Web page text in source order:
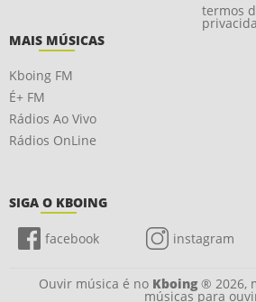
termos
MAIS MÚSICAS
Kboing FM
É+ FM
Rádios Ao Vivo
Rádios OnLine
SIGA O KBOING
facebook instagram
Ouvir música é no Kboing® 2026,
músicas para